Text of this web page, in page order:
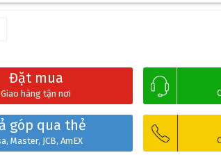
Đặt mua
Giao hàng tận nơi
góp qua thẻ
Master, JCB, AmEX